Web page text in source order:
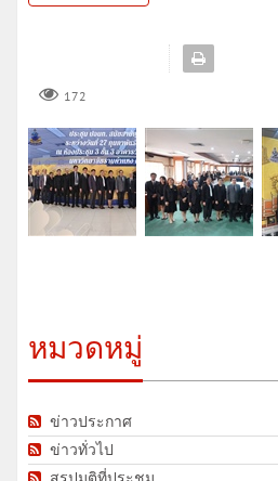
172
หมวดหมู่
ข่าวประกาศ
ข่าวทั่วไป